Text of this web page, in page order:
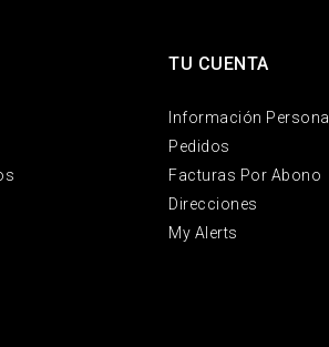
TU CUENTA
Información Personal
Pedidos
Facturas Por Abono
Direcciones
My Alerts